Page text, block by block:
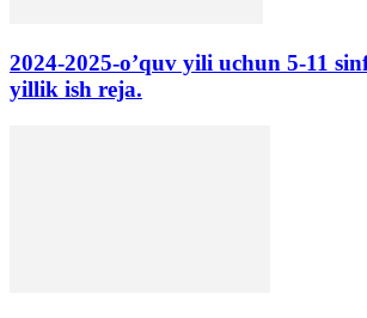
2024-2025-o’quv yili uchun 5-11
yillik ish reja.